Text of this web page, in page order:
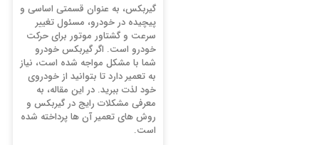
گیربکس، به عنوان قسمتی اساسی و
پیچیده در خودرو، مسئول تغییر
سرعت و گشتاور موتور برای حرکت
خودرو است. اگر گیربکس خودرو
شما با مشکل مواجه شده است، نیاز
به تعمیر دارد تا بتوانید از خودروی
خود لذت ببرید. در این مقاله، به
معرفی مشکلات رایج در گیربکس و
روش ‌های تعمیر آن ها پرداخته شده